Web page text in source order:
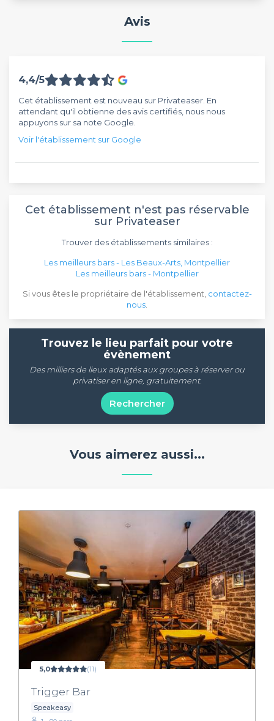
Avis
4,4/5
Cet établissement est nouveau sur Privateaser. En
attendant qu'il obtienne des avis certifiés, nous nous
appuyons sur sa note Google.
Voir l'établissement sur Google
Cet établissement n'est pas réservable
sur Privateaser
Trouver des établissements similaires :
Les meilleurs bars - Les Beaux-Arts, Montpellier
Les meilleurs bars - Montpellier
Si vous êtes le propriétaire de l'établissement, contactez-
nous
Trouvez le lieu parfait pour votre
évènement
Des milliers de lieux adaptés aux groupes à réserver ou
privatiser en ligne, gratuitement.
Rechercher
Vous aimerez aussi...
5,0 (11)
Trigger Bar
Speakeasy